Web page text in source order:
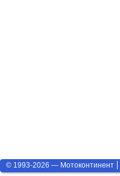
© 1993-2026 — Мотоконтинент